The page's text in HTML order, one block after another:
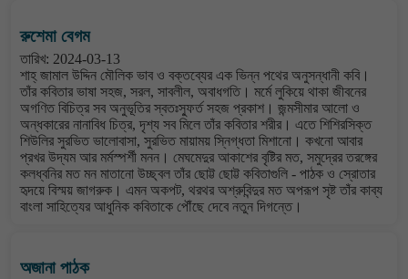
রুশেমা বেগম
তারিখ: 2024-03-13
শাহ্ জামাল উদ্দিন মৌলিক ভাব ও বক্তব্যের এক ভিন্ন পথের অনুসন্ধানী কবি।
তাঁর কবিতার ভাষা সহজ, সরল, সাবলীল, অবাধগতি। মর্মে লুকিয়ে থাকা জীবনের
অগণিত বিচিত্র সব অনুভূতির স্বতঃস্ফুর্ত সহজ প্রকাশ। জন্মসীমার আলো ও
অন্ধকারের নানাবিধ চিত্র, দৃশ্য সব মিলে তাঁর কবিতার শরীর। এতে শিশিরসিক্ত
শিউলির সুরভিত ভালোবাসা, সুরভিত মায়াময় স্নিগ্ধতা মিশানো। কখনো আবার
প্রখর উদ্যম আর মর্মস্পর্শী মনন। মেঘমেদুর আকাশের বৃষ্টির মত, সমুদ্রের তরঙ্গের
কলধ্বনির মত মন মাতানো উচ্ছ্বল তাঁর ছোট্ট ছোট্ট কবিতাগুলি - পাঠক ও স্রোতার
হৃদয়ে বিস্ময় জাগরুক। এমন অকপট, থরথর অশ্রুবিন্দুর মত অপরূপ সৃষ্ট তাঁর কাব্য
বাংলা সাহিত্যের আধুনিক কবিতাকে পৌঁছে দেবে নতুন দিগন্তে।
অজানা পাঠক